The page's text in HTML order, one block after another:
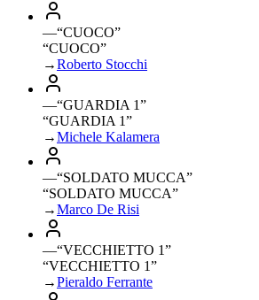
—“CUOCO”
“CUOCO”
→Roberto Stocchi
—“GUARDIA 1”
“GUARDIA 1”
→Michele Kalamera
—“SOLDATO MUCCA”
“SOLDATO MUCCA”
→Marco De Risi
—“VECCHIETTO 1”
“VECCHIETTO 1”
→Pieraldo Ferrante